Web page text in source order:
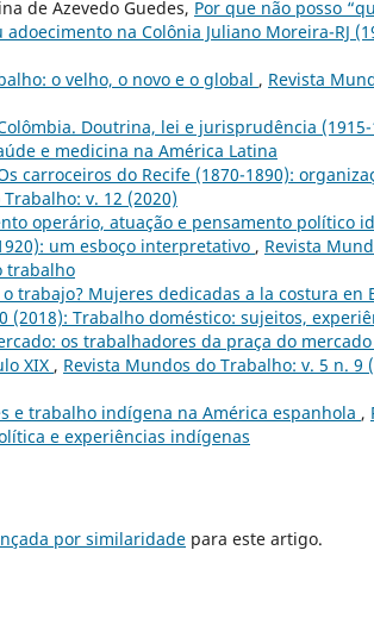
de Azevedo Guedes, Por que não posso
na Colônia Juliano Moreira-RJ
o velho, o novo e o global , Revista
Doutrina, lei e jurisprudência (1915-
e medicina na América Latina
carroceiros do Recife (1870-1890):
v. 12 (2020)
operário, atuação e pensamento político
um esboço interpretativo , Revista
trabalho
trabajo? Mujeres dedicadas a la costura en
(2018): Trabalho doméstico: sujeitos,
os trabalhadores da praça do
XIX , Revista Mundos do Trabalho: v. 5 n. 9
e trabalho indígena na América espanhola ,
e experiências indígenas
por similaridade para este artigo.